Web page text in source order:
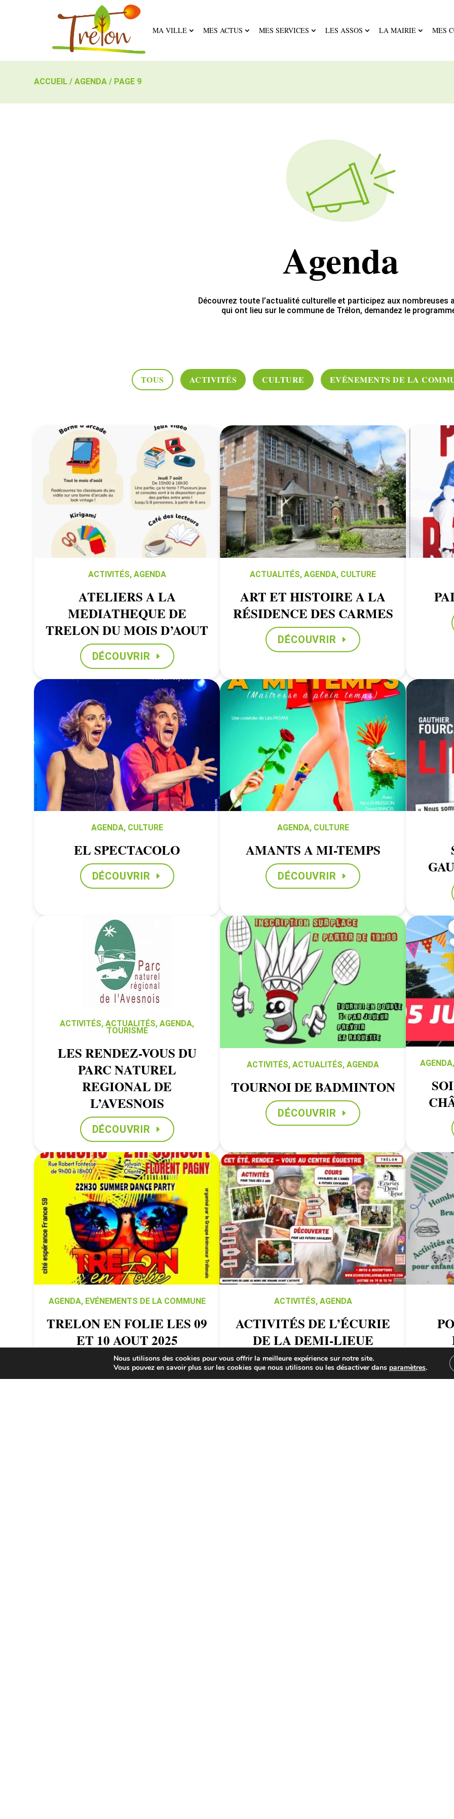
MA VILLE MES ACTUS MES SERVICES LES ASSOS LA MAIRIE MES
ACCUEIL /AGENDA / PAGE 9
Agenda
Découvrez toute l’actualité culturelle et participez aux nombreuses
qui ont lieu sur le commune de Trélon, demandez le
TOUS ACTIVITÉS CULTURE EVÉNEMENTS DE LA
ACTIVITÉS, AGENDA
ATELIERS A LA
MEDIATHEQUE DE
TRELON DU MOIS D’AOUT
DÉCOUVRIR
ACTUALITÉS, AGENDA, CULTURE
ART ET HISTOIRE A LA
RÉSIDENCE DES CARMES
DÉCOUVRIR
AGENDA, CULTURE
EL SPECTACOLO
DÉCOUVRIR
AGENDA, CULTURE
AMANTS A MI-TEMPS
DÉCOUVRIR
ACTIVITÉS, ACTUALITÉS, AGENDA,
TOURISME
LES RENDEZ-VOUS DU
PARC NATUREL
REGIONAL DE
L’AVESNOIS
DÉCOUVRIR
ACTIVITÉS, ACTUALITÉS, AGENDA
TOURNOI DE BADMINTON
DÉCOUVRIR
AGENDA,
AGENDA, EVÉNEMENTS DE LA COMMUNE
TRELON EN FOLIE LES 09
ET 10 AOUT 2025
DÉCOUVRIR
ACTIVITÉS, AGENDA
ACTIVITÉS DE L’ÉCURIE
DE LA DEMI-LIEUE
DÉCOUVRIR
Nous utilisons des cookies pour vous offrir la meilleure expérience sur notre site.
Vous pouvez en savoir plus sur les cookies que nous utilisons ou les désactiver dans paramètres.